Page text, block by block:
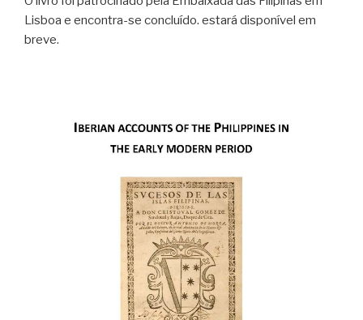
Lisboa e encontra-se concluído. estará disponível em
breve.